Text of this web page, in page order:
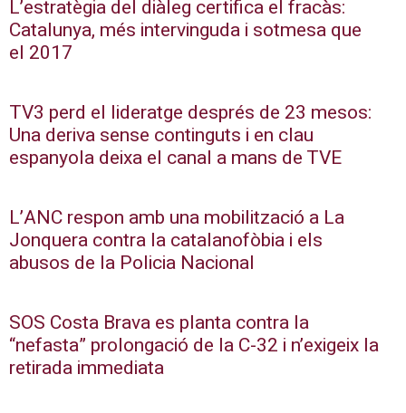
L’estratègia del diàleg certifica el fracàs:
Catalunya, més intervinguda i sotmesa que
el 2017
TV3 perd el lideratge després de 23 mesos:
Una deriva sense continguts i en clau
espanyola deixa el canal a mans de TVE
L’ANC respon amb una mobilització a La
Jonquera contra la catalanofòbia i els
abusos de la Policia Nacional
SOS Costa Brava es planta contra la
“nefasta” prolongació de la C-32 i n’exigeix la
retirada immediata